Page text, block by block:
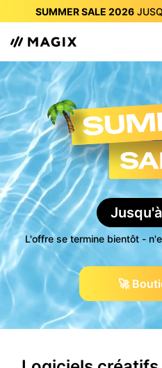
SUMMER SALE 2026
SUMMER SALE 2026
SUMMER SALE 2026
SUMMER SALE 2026
SUMMER SALE 2026
SUMMER SALE 2026
Jusqu'à
L'offre se termine bientôt -
🚀